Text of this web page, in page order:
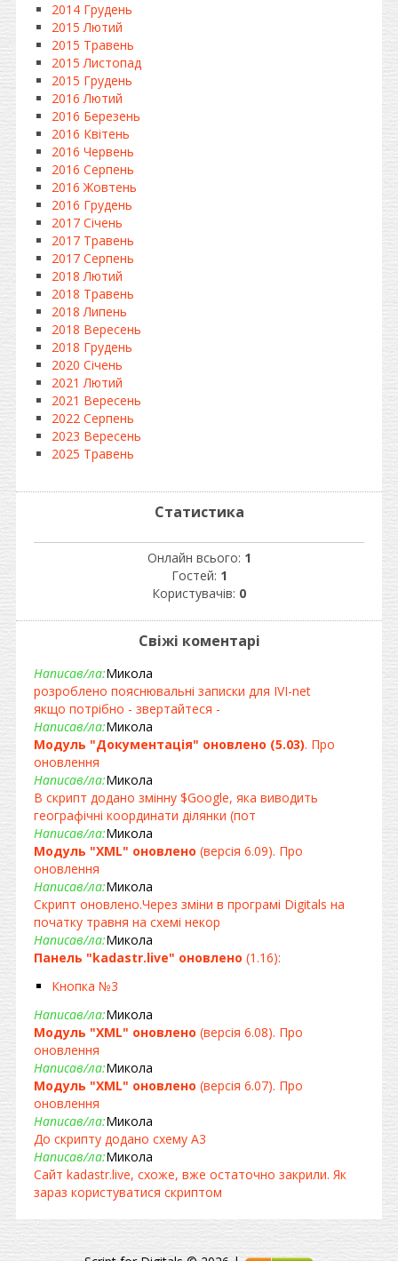
2014 Грудень
2015 Лютий
2015 Травень
2015 Листопад
2015 Грудень
2016 Лютий
2016 Березень
2016 Квітень
2016 Червень
2016 Серпень
2016 Жовтень
2016 Грудень
2017 Січень
2017 Травень
2017 Серпень
2018 Лютий
2018 Травень
2018 Липень
2018 Вересень
2018 Грудень
2020 Січень
2021 Лютий
2021 Вересень
2022 Серпень
2023 Вересень
2025 Травень
Статистика
Онлайн всього: 1
Гостей: 1
Користувачів: 0
Свіжі коментарі
Написав/ла:Микола
розроблено пояснювальні записки для IVI-net
якщо потрібно - звертайтеся -
Написав/ла:Микола
Модуль "Документація" оновлено (5.03). Про
оновлення
Написав/ла:Микола
В скрипт додано змінну $Google, яка виводить
географічні координати ділянки (пот
Написав/ла:Микола
Модуль "XML" оновлено (версія 6.09). Про
оновлення
Написав/ла:Микола
Скрипт оновлено.Через зміни в програмі Digitals на
початку травня на схемі некор
Написав/ла:Микола
Панель "kadastr.live" оновлено (1.16):
Кнопка №3
Написав/ла:Микола
Модуль "XML" оновлено (версія 6.08). Про
оновлення
Написав/ла:Микола
Модуль "XML" оновлено (версія 6.07). Про
оновлення
Написав/ла:Микола
До скрипту додано схему А3
Написав/ла:Микола
Сайт kadastr.live, схоже, вже остаточно закрили. Як
зараз користуватися скриптом